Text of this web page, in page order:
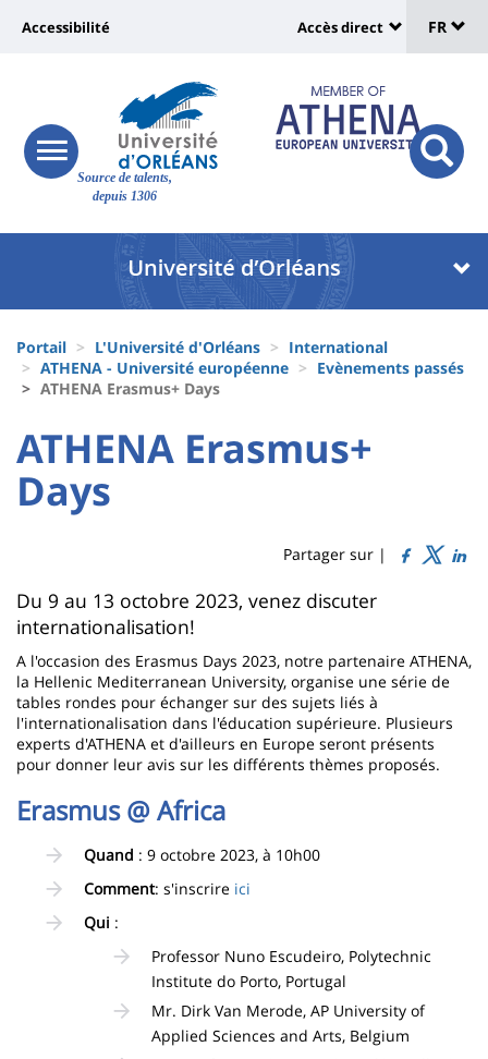
Site
Source de talents,
depuis 1306
Université
Recherche
responsive
menu
button
Université
vers
page
accessibilité
Accessibilité
:
Shortcut
links
Accès direct
de
FR
Université
Block
liste
des
composantes
d'Ariane
Portail L'Université d'Orléans
International
ATHENA - Université européenne
Evènements passés
ATHENA Erasmus+ Days
University
:
Sidebar
University
:
Main
Titre
ATHENA Erasmus+
Days
Partager sur |
Contenu
de
la
page
principale
Du 9 au 13 octobre 2023, venez discuter
internationalisation!
A l'occasion des Erasmus Days 2023, notre partenaire ATHENA,
la Hellenic Mediterranean University, organise une série de
tables rondes pour échanger sur des sujets liés à
l'internationalisation dans l'éducation supérieure. Plusieurs
experts d'ATHENA et d'ailleurs en Europe seront présents
pour donner leur avis sur les différents thèmes proposés.
Erasmus @ Africa
Quand : 9 octobre 2023, à 10h00
Comment: s'inscrire ici
Qui :
Professor Nuno Escudeiro, Polytechnic
Institute do Porto, Portugal
Mr. Dirk Van Merode, AP University of
Applied Sciences and Arts, Belgium